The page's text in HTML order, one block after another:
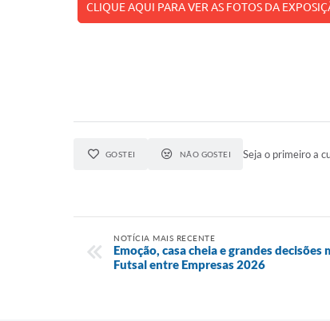
CLIQUE AQUI PARA VER AS FOTOS DA
GOSTEI NÃO GOSTEI Seja o primeiro a
NOTÍCIA MAIS RECENTE
Emoção, casa cheia e grandes
Futsal entre Empresas 2026